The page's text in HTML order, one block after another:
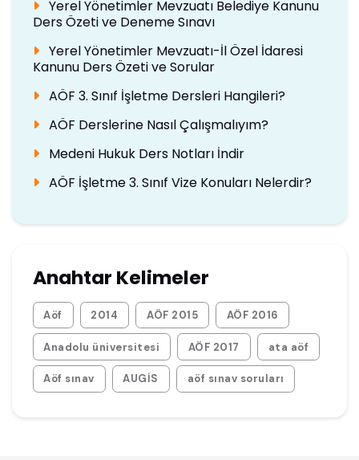
Yerel Yönetimler Mevzuatı Belediye Kanunu
Ders Özeti ve Deneme Sınavı
Yerel Yönetimler Mevzuatı-İl Özel İdaresi
Kanunu Ders Özeti ve Sorular
AÖF 3. Sınıf İşletme Dersleri Hangileri?
AÖF Derslerine Nasıl Çalışmalıyım?
Medeni Hukuk Ders Notları İndir
AÖF İşletme 3. Sınıf Vize Konuları Nelerdir?
Anahtar Kelimeler
Aöf 2014 AÖF 2015 AÖF 2016
Anadolu üniversitesi AÖF 2017 ata aöf
Aöf sınav AUGİS aöf sınav soruları